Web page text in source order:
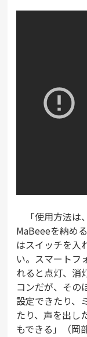
「使用方法は
MaBeeeを納め
はスイッチを入
い。スマートフ
れると点灯、消
コンだが、その
設定できたり、
たり、声を出し
もできる」（岡